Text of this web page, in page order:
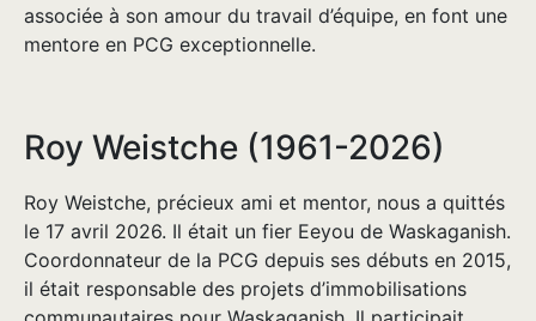
associée à son amour du travail d’équipe, en font une
mentore en PCG exceptionnelle.
Roy Weistche (1961-2026)
Roy Weistche, précieux ami et mentor, nous a quittés
le 17 avril 2026. Il était un fier Eeyou de Waskaganish.
Coordonnateur de la PCG depuis ses débuts en 2015,
il était responsable des projets d’immobilisations